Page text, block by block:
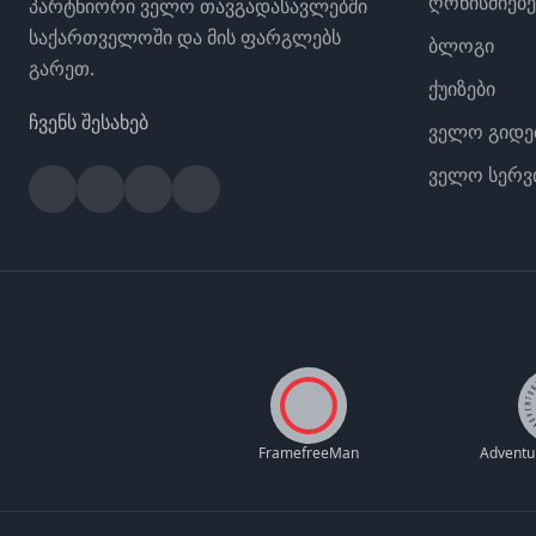
პარტნიორი ველო თავგადასავლებში
საქართველოში და მის ფარგლებს
გარეთ.
ჩვენს შესახებ
ბლოგი
ქუიზები
ველო
ველო
FramefreeMan